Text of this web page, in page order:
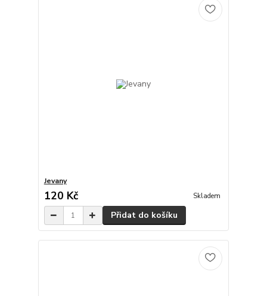
Jevany
120 Kč Skladem
Přidat do košíku